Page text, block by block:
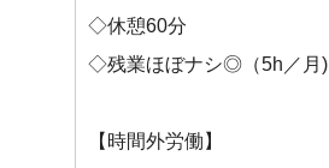
◇休憩60分
◇残業ほぼナシ◎（5h／月)
【時間外労働】